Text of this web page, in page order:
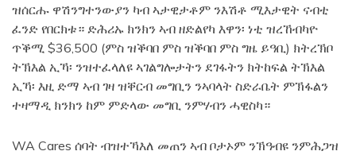
ዝሰርሑ ዋሽንግተንውያን ካብ ኣታዊታቶም ንእሽቶ ሚእታዊት ናብቲ
ፈንድ የበርክቱ። ድሕሪኡ ክንክን ኣብ ዘድልየካ እዋን፡ ነቲ ዝረኸብካዮ
ጥቕሚ $36,500 (ምስ ዝቕባበ ምስ ዝቕባበ ምስ ግዜ ይዓቢ) ክትረኽቦ
ትኽእል ኢኻ፡ ንዝተፈላለዩ ኣገልግሎታትን ደገፋትን ክትከፍል ትኽእል
ኢኻ፡ እዚ ድማ ኣብ ገዛ ዝቐርብ መግቢን ንኣባላት ስድራቤት ምኽፋልን
ተዛማዲ ክንክን ከም ምድላው መግቢ ንምሃብን ሓዊስካ።
WA Cares ሰባት ብዝተኻእለ መጠን ኣብ ቦታኦም ንኽዓብዩ ንምሕጋዝ